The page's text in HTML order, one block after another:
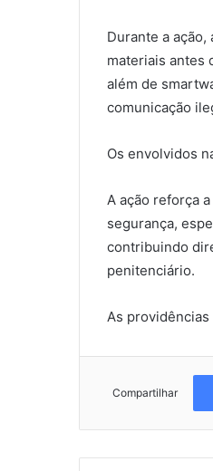
Durante a
materiais antes
além de
comunicação
Os envolvidos
A ação reforça
segurança,
contribuindo
penitenciário.
As
Compartilhar